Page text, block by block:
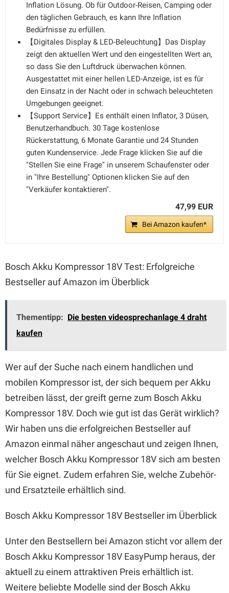
Inflation Lösung. Ob für Outdoor-Reisen, Camping oder
den täglichen Gebrauch, es kann Ihre Inflation
Bedürfnisse zu erfüllen.
【Digitales Display & LED-Beleuchtung】Das Display
zeigt den aktuellen Wert und den eingestellten Wert an,
so dass Sie den Luftdruck überwachen können.
Ausgestattet mit einer hellen LED-Anzeige, ist es für
den Einsatz in der Nacht oder in schwach beleuchteten
Umgebungen geeignet.
【Support Service】Es enthält einen Inflator, 3 Düsen,
Benutzerhandbuch. 30 Tage kostenlose
Rückerstattung, 6 Monate Garantie und 24 Stunden
guten Kundenservice. Jede Frage klicken Sie auf die
"Stellen Sie eine Frage" in unserem Schaufenster oder
in "Ihre Bestellung" Optionen klicken Sie auf den
"Verkäufer kontaktieren".
47,99 EUR
Bei Amazon kaufen*
Bosch Akku Kompressor 18V Test: Erfolgreiche
Bestseller auf Amazon im Überblick
Thementipp: Die besten videosprechanlage 4 draht
kaufen
Wer auf der Suche nach einem handlichen und
mobilen Kompressor ist, der sich bequem per Akku
betreiben lässt, der greift gerne zum Bosch Akku
Kompressor 18V. Doch wie gut ist das Gerät wirklich?
Wir haben uns die erfolgreichen Bestseller auf
Amazon einmal näher angeschaut und zeigen Ihnen,
welcher Bosch Akku Kompressor 18V sich am besten
für Sie eignet. Zudem erfahren Sie, welche Zubehör-
und Ersatzteile erhältlich sind.
Bosch Akku Kompressor 18V Bestseller im Überblick
Unter den Bestsellern bei Amazon sticht vor allem der
Bosch Akku Kompressor 18V EasyPump heraus, der
aktuell zu einem attraktiven Preis erhältlich ist.
Weitere beliebte Modelle sind der Bosch Akku